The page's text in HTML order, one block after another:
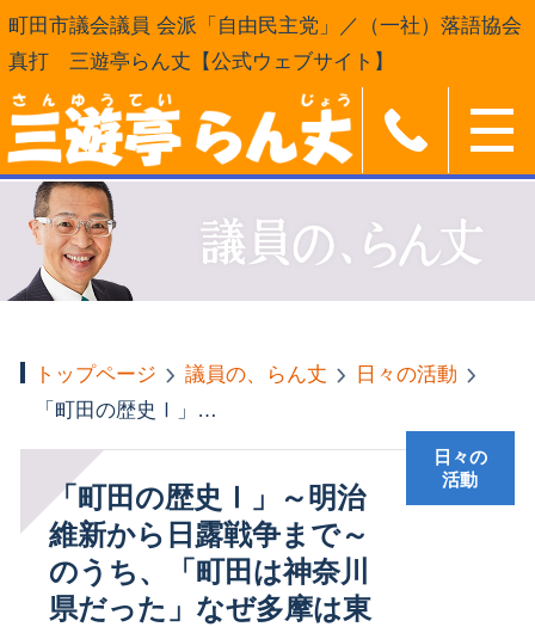
町田市議会議員 会派「自由民主党」／（一社）落語協会
真打 三遊亭らん丈【公式ウェブサイト】
トップページ 議員の、らん丈
日々の活動
「町田の歴史Ⅰ」～明治維新から日露戦争まで～のうち、「町田は神奈川県だった」なぜ多摩は東京府に移管されたのか
「町田の歴史Ⅰ」～明治
維新から日露戦争まで～
のうち、「町田は神奈川
県だった」なぜ多摩は東
日々の
活動